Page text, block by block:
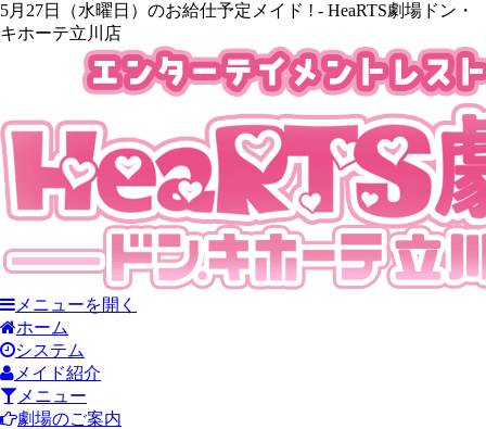
5月27日（水曜日）のお給仕予定メイド ! - HeaRTS劇場ドン・
キホーテ立川店
メニューを開く
ホーム
システム
メイド紹介
メニュー
劇場のご案内